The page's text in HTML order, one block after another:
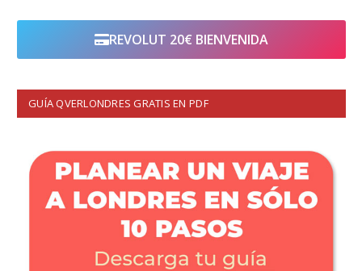
REVOLUT 20€ BIENVENIDA
GUÍA QVERLONDRES GRATIS EN PDF